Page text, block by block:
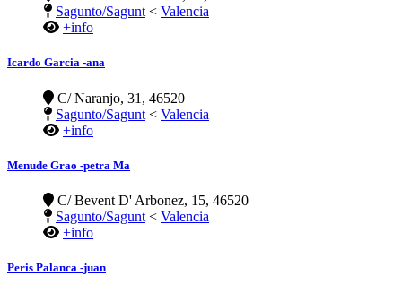
Sagunto/Sagunt < Valencia
+info
Icardo Garcia -ana
C/ Naranjo, 31, 46520
Sagunto/Sagunt < Valencia
+info
Menude Grao -petra Ma
C/ Bevent D' Arbonez, 15, 46520
Sagunto/Sagunt < Valencia
+info
Peris Palanca -juan